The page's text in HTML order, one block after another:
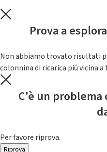
Prova a
Non abbiamo trovato risultati
colonnina di ricarica piú vicina
C'è un problema
Per favore riprova.
Riprova